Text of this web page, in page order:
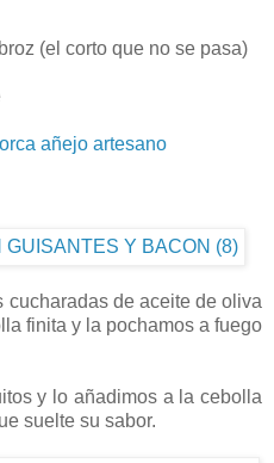
(el corto que no se pasa)
añejo artesano
cucharadas de aceite de oliva
finita y la pochamos a fuego
y lo añadimos a la cebolla
suelte su sabor.